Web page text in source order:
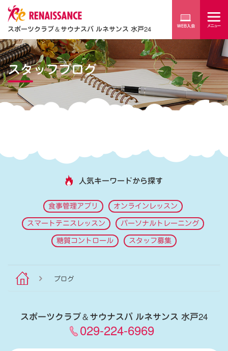
スポーツクラブ＆サウナスパ ルネサンス 水戸24
スタッフブログ
人気キーワードから探す
食事管理アプリ オンラインレッスン
スマートテニスレッスン パーソナルトレーニング
糖質コントロール スタッフ募集
ブログ
スポーツクラブ＆サウナスパ ルネサンス 水戸24
029-224-6969